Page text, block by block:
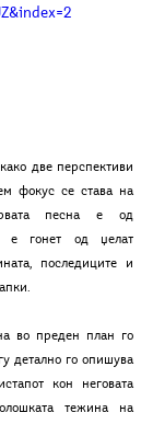
две перспективи
фокус се става на
песна е од
е гонет од џелат
последиците и
во преден план го
детално го опишува
кон неговата
тежина на